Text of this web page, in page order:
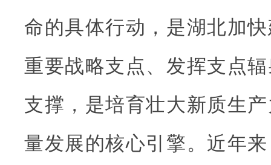
命的具体行动，是湖北加
重要战略支点、发挥支点
支撑，是培育壮大新质生
量发展的核心引擎。近年